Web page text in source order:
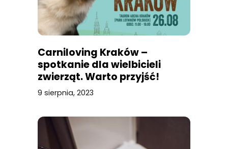
Carniloving Kraków –
spotkanie dla wielbicieli
zwierząt. Warto przyjść!
9 sierpnia, 2023